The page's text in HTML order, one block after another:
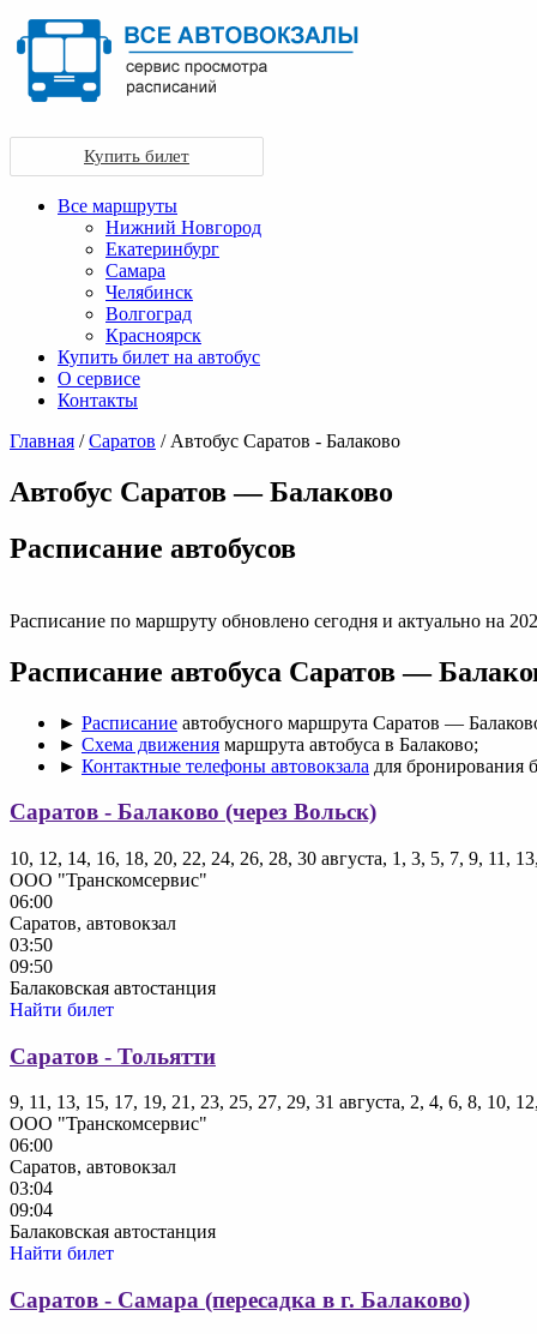
Купить билет
Все маршруты
Нижний Новгород
Екатеринбург
Самара
Челябинск
Волгоград
Красноярск
Купить билет на автобус
О сервисе
Контакты
Главная /Саратов / Автобус Саратов - Балаково
Автобус Саратов — Балаково
Раcписание автобусов
Расписание по маршруту обновлено сегодня и актуально на
Расписание автобуса Саратов —
► Расписание автобусного маршрута Саратов —
► Схема движения маршрута автобуса в Балаково;
► Контактные телефоны автовокзала для бронирования
Саратов - Балаково (через Вольск)
10, 12, 14, 16, 18, 20, 22, 24, 26, 28, 30 августа, 1, 3, 5, 7, 9, 11,
ООО "Транскомсервис"
06:00
Саратов, автовокзал
03:50
09:50
Балаковская автостанция
Найти билет
Саратов - Тольятти
9, 11, 13, 15, 17, 19, 21, 23, 25, 27, 29, 31 августа, 2, 4, 6, 8, 10,
ООО "Транскомсервис"
06:00
Саратов, автовокзал
03:04
09:04
Балаковская автостанция
Найти билет
Саратов - Самара (пересадка в г. Балаково)